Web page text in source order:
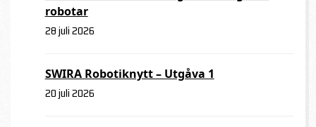
robotar
28 juli 2026
SWIRA Robotiknytt – Utgåva 1
20 juli 2026